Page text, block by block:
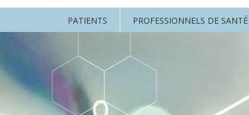
PATIENTS PROFESSIONNELS DE SANTÉ